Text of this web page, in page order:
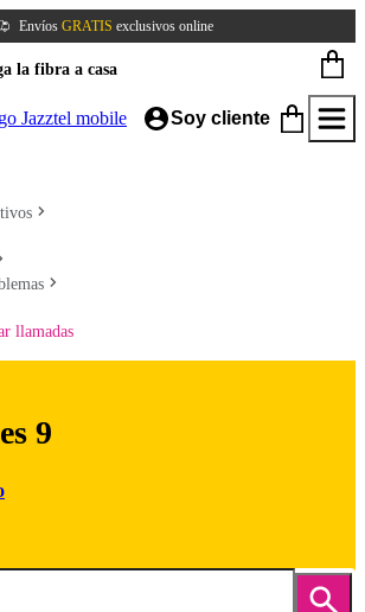
Envíos GRATIS exclusivos online
la fibra a casa
Soy cliente
llamadas
9